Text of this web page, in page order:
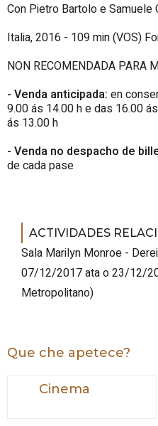
Con Pietro Bartolo e Samuele
Italia, 2016 - 109 min (VOS)
NON RECOMENDADA PARA
- Venda anticipada: en
9.00 ás 14.00 h e das 16.00
ás 13.00 h
- Venda no despacho de
de cada pase
ACTIVIDADES
Sala Marilyn Monroe -
07/12/2017 ata o 23/12/
Metropolitano)
Que che apetece?
Cinema